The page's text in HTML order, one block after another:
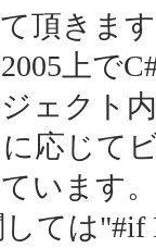
頂きま
上で
ェクト
応じて
います。
ては